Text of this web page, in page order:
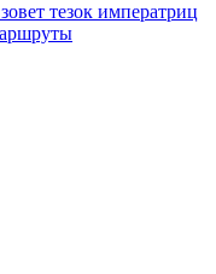
тезок императриц